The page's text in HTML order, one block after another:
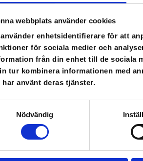
webbplats använder cookies
enhetsidentifierare för att
för sociala medier och
från din enhet till de sociala
tur kombinera informationen med
har använt deras tjänster.
Nödvändig
marknad
för blended learning – en
är ensamma om på en snabbt växande
mot Cloocast Business-kunder. Det
till antalet kunder på